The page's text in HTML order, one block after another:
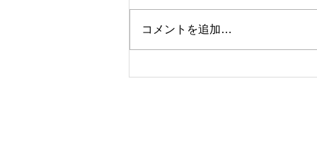
川端由希です(*^^*) はじめてマツ
エクやまつ毛パーマをされる方は
コメントを追加…